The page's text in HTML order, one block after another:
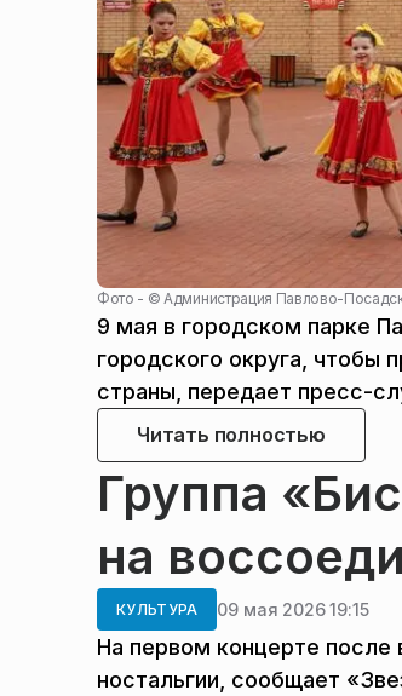
Фото - ©Администрация Павлово-
9 мая в городском парке
городского округа, чтобы
страны, передает пресс-
Читать полностью
Группа
на
КУЛЬТУРА 09 мая 2026 19:15
На первом концерте после
ностальгии, сообщает